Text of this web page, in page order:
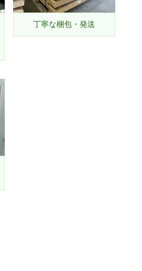
丁寧な梱包・発送